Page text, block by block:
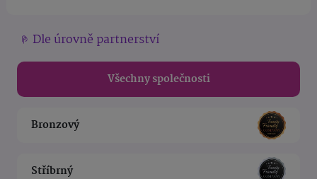
Dle úrovně partnerství
Všechny společnosti
Bronzový
Stříbrný